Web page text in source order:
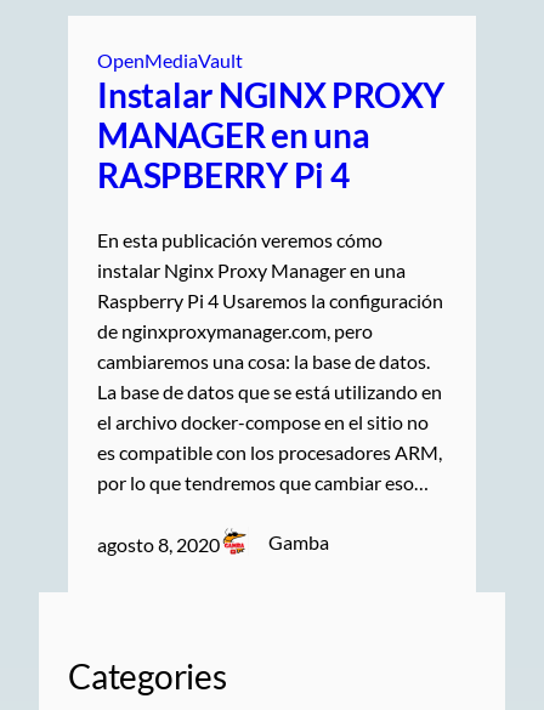
OpenMediaVault
Instalar NGINX PROXY
MANAGER en una
RASPBERRY Pi 4
En esta publicación veremos cómo
instalar Nginx Proxy Manager en una
Raspberry Pi 4 Usaremos la configuración
de nginxproxymanager.com, pero
cambiaremos una cosa: la base de datos.
La base de datos que se está utilizando en
el archivo docker-compose en el sitio no
es compatible con los procesadores ARM,
por lo que tendremos que cambiar eso…
agosto 8, 2020 Gamba
Categories